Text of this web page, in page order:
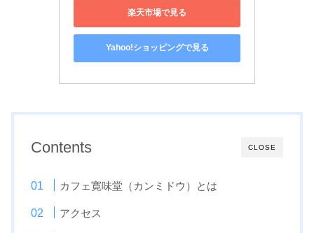
楽天市場で見る
Yahoo!ショッピングで見る
CLOSE
Contents
カフェ寛味堂（カンミドウ）とは
アクセス